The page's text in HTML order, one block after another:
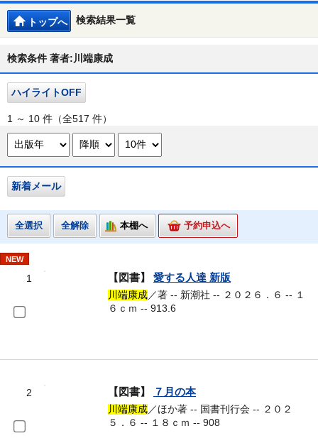
検索結果一覧
トップへ
検索条件 著者:川端康成
ハイライトOFF
1 ～ 10 件（全517 件）
新着メール
全選択 全解除 本棚へ 予約申込へ
NEW
1 【図書】 愛する人達 新版
川端康成／著 -- 新潮社 -- ２０２６．６ -- １
６ｃｍ -- 913.6
2 【図書】 ７月の本
川端康成／ほか著 -- 国書刊行会 -- ２０２
５．６ -- １８ｃｍ -- 908